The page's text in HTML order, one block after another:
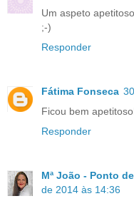
Um aspeto
;-)
Responder
Fátima Fonseca
Ficou bem
Responder
Mª João - Ponto
de 2014 às 14:36